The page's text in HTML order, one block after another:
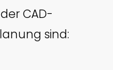
CAD-
sind: